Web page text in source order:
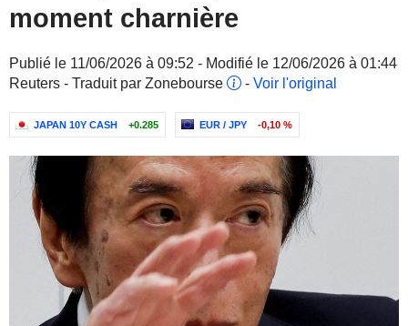
moment charnière
Publié le 11/06/2026 à 09:52 - Modifié le 12/06/2026 à 01:44
Reuters - Traduit par Zonebourse
- Voir l'original
JAPAN 10Y CASH +0.285 EUR / JPY -0,10 %